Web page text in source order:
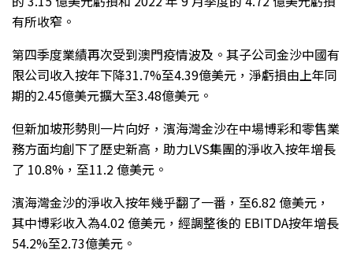
有所收窄。
第四季度業績再次受到澳門疫情波及。其子公司金沙中國有
限公司收入按年下降31.7%至4.39億美元，淨虧損由上年同
期的2.45億美元擴大至3.48億美元。
但新加坡形勢則一片向好，濱海灣金沙在中場博彩和零售業
務方面均創下了歷史新高，助力LVS集團的淨收入按年增長
了 10.8%，至11.2 億美元。
濱海灣金沙的淨收入按年幾乎翻了一番，至6.82 億美元，
其中博彩收入為4.02 億美元，經調整後的 EBITDA按年增長
54.2%至2.73億美元。